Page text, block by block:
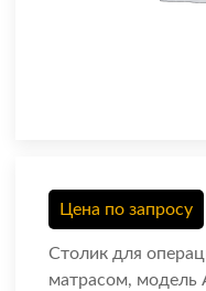
Цена по запросу
Столик для
матрасом, модель